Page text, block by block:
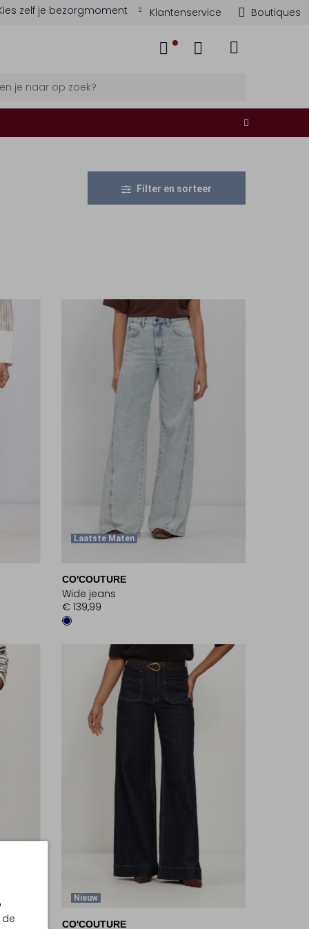
zelf je bezorgmoment Klantenservice Boutiques
Filter en sorteer
Laatste Maten
CO'COUTURE
Wide jeans
€ 139,99
Nieuw
CO'COUTURE